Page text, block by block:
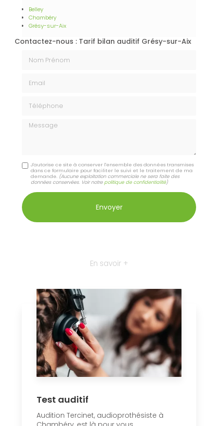
Belley
Chambéry
Grésy-sur-Aix
Contactez-nous : Tarif bilan auditif Grésy-sur-Aix
Message
J'autorise ce site à conserver l'ensemble des données transmises
dans ce formulaire pour faciliter le suivi et le traitement de ma
demande. (Aucune exploitation commerciale ne sera faite des
données conservées. Voir notrepolitique de confidentialité)
En savoir +
Test auditif
Audition Tercinet, audioprothésiste à